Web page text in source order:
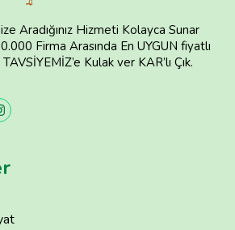
Aradığınız Hizmeti Kolayca Sunar
Firma Arasında En UYGUN fiyatlı
Kulak ver KAR’lı Çık.